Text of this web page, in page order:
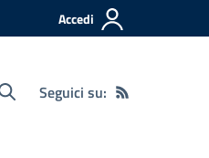
Accedi
Seguici su: